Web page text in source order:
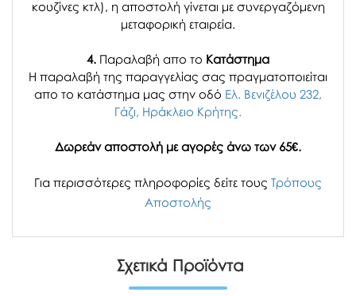
κουζίνες κτλ), η αποστολή γίνεται με συνεργαζόμενη
μεταφορική εταιρεία.
4. Παραλαβή απο το Κατάστημα
H παραλαβή της παραγγελίας σας πραγματοποιείται
απο το κατάστημα μας στην οδό Ελ. Βενιζέλου 232,
Γάζι, Ηράκλειο Κρήτης.
Δωρεάν αποστολή με αγορές άνω των 65€.
Για περισσότερες πληροφορίες δείτε τους Τρόπους
Αποστολής
Σχετικά Προϊόντα